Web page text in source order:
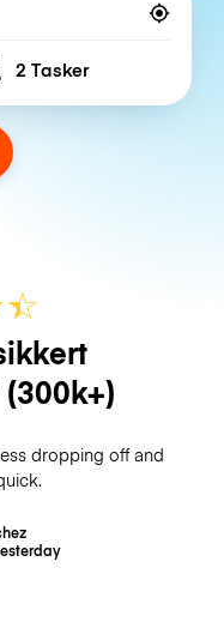
Number of bags
2 Tasker
☆
★
(300k+)
dropping off and